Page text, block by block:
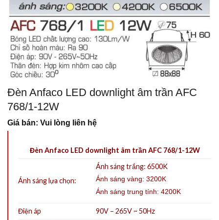
Đèn Anfaco LED downlight âm trần AFC
768/1-12W
Giá bán: Vui lòng liên hệ
Đèn Anfaco LED downlight âm trần AFC 768/1-12W
Ánh sáng lựa chọn:
Ánh sáng trắng: 6500K
Ánh sáng vàng: 3200K
Ánh sáng trung tính: 4200K
Điện áp
90V – 265V ~ 50Hz